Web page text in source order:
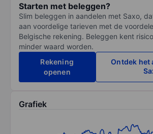
Starten met beleggen?
Slim beleggen in aandelen met Saxo,
aan voordelige tarieven met de
Belgische rekening. Beleggen kent
minder waard worden.
Rekening
openen
Ontdek het
Grafiek